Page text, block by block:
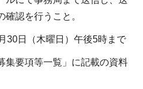
認を行うこと。
30日（木曜日）午後5時まで
要項等一覧」に記載の資料